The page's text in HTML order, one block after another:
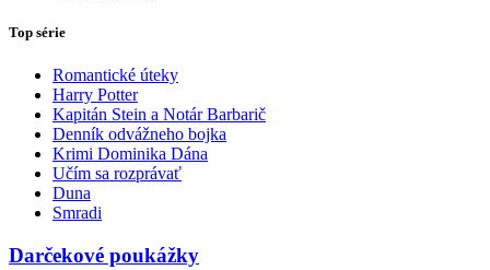
Top série
Romantické úteky
Harry Potter
Kapitán Stein a Notár Barbarič
Denník odvážneho bojka
Krimi Dominika Dána
Učím sa rozprávať
Duna
Smradi
Darčekové poukážky